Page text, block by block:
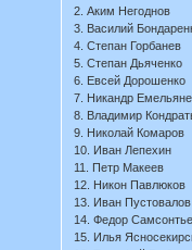
2. Аким Негоднов
3. Василий
4. Степан Горбанев
5. Степан Дьяченко
6. Евсей Дорошенко
7. Никандр
8. Владимир
9. Николай Комаров
10. Иван Лепехин
11. Петр Макеев
12. Никон Павлюков
13. Иван Пустовалов
14. Федор
15. Илья